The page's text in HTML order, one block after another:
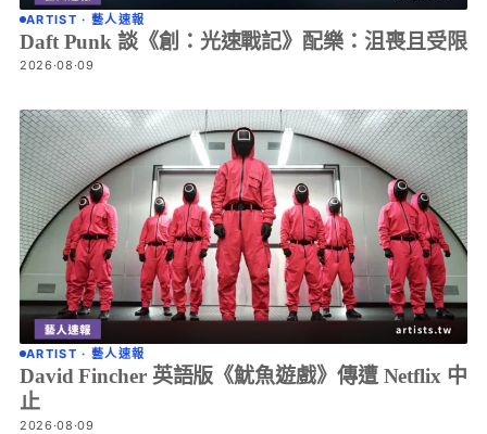
ARTIST · 藝人速報
Daft Punk 談《創：光速戰記》配樂：沮喪且受限
2026·08·09
ARTIST · 藝人速報
David Fincher 英語版《魷魚遊戲》傳遭 Netflix 中
止
2026·08·09